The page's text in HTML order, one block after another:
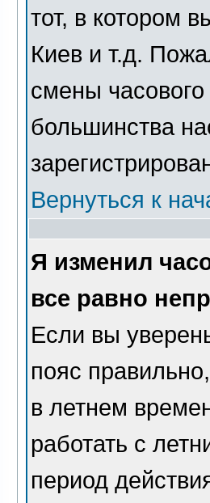
тот, в котором
Киев и т.д.
смены
большинства
Вернуться к
Я изменил
все равно
Если вы
пояс
в летнем
работать с
период